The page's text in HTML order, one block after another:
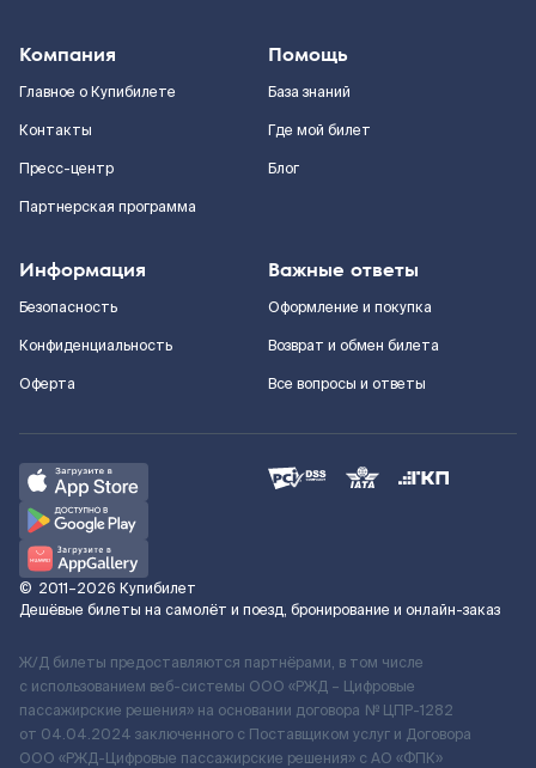
Компания
Главное о Купибилете
Контакты
Пресс-центр
Партнерская программа
Помощь
База знаний
Где мой билет
Блог
Информация
Безопасность
Конфиденциальность
Оферта
Важные ответы
Оформление и покупка
Возврат и обмен билета
Все вопросы и ответы
© 2011–2026 Купибилет
Дешёвые билеты на самолёт и поезд, бронирование и онлайн-заказ
Ж/Д билеты предоставляются партнёрами, в том числе
с использованием веб-системы ООО «РЖД – Цифровые
пассажирские решения» на основании договора № ЦПР-1282
от 04.04.2024 заключенного с Поставщиком услуг и Договора
ООО «РЖД-Цифровые пассажирские решения» c АО «ФПК»